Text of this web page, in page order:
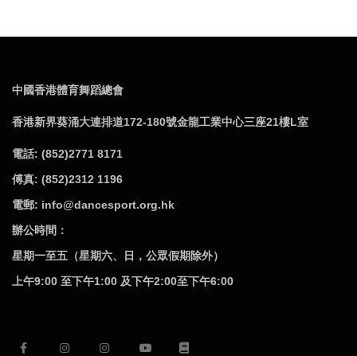
中國香港體育舞蹈總會
香港新界葵涌大連排道172-180號金龍工業中心三座21樓L室
電話: (852)2771 8171
傅真: (852)2312 1196
電郵: info@dancesport.org.hk
辦公時間：
星期一至五（星期六、日，公眾假期除外）
上午9:00 至下午1:00 及下午2:00至下午6:00